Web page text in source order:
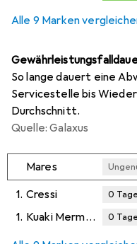
Alle 9 Marken
So lange dauert eine
Servicestelle bis
Durchschnitt.
Quelle: Galaxus
Mares
1. Cressi 0 Tage
1. Kuaki Mermaids 0 Tage